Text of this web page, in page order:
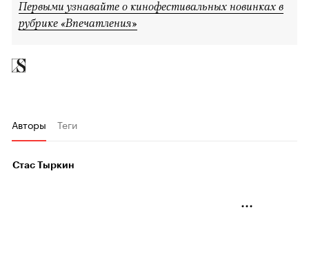
Первыми узнавайте о кинофестивальных новинках в
рубрике «Впечатления»
Авторы Теги
Стас Тыркин